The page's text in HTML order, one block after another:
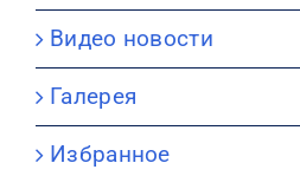
Видео новости
Галерея
Избранное